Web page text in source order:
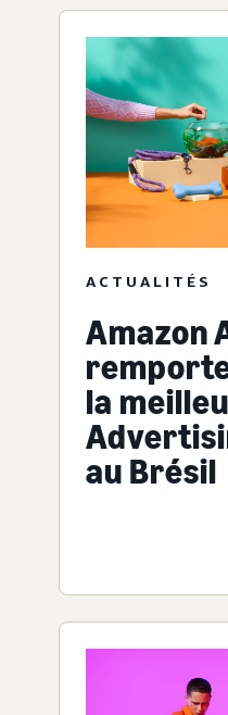
ACTUALITÉS
Amazon
la
au Brésil